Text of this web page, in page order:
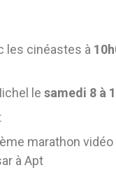
les cinéastes à
le samedi 8 à
ème marathon vidéo
à Apt